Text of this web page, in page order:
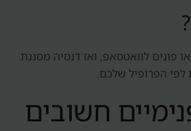
פונים לוואטסאפ, ואז דנסיה מסננת
לפי הפרופיל שלכם.
חשובים